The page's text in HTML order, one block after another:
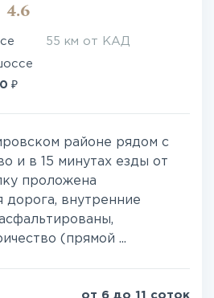
4.6
55 км от КАД
₽
районе рядом с
и в 15 минутах езды от
проложена
дорога, внутренние
(прямой ...
от 6 до 11 соток